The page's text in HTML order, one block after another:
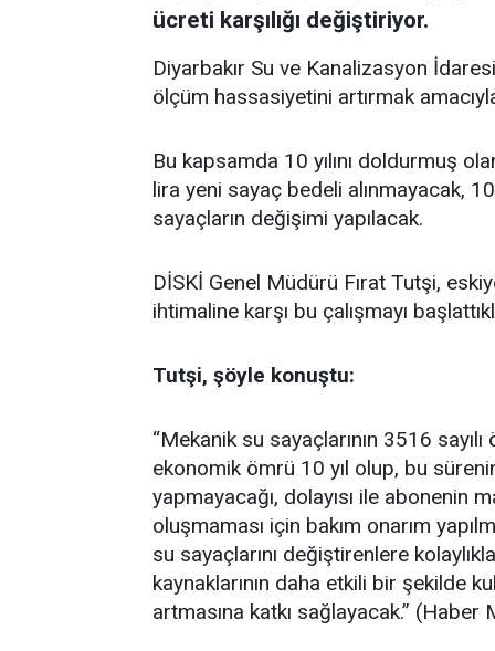
ücreti karşılığı değiştiriyor.
Diyarbakır Su ve Kanalizasyon
ölçüm hassasiyetini artırmak
Bu kapsamda 10 yılını doldurmuş
lira yeni sayaç bedeli alınmayacak,
sayaçların değişimi yapılacak.
DİSKİ Genel Müdürü Fırat Tutşi,
ihtimaline karşı bu çalışmayı
Tutşi, şöyle konuştu:
“Mekanik su sayaçlarının 3516
ekonomik ömrü 10 yıl olup, bu
yapmayacağı, dolayısı ile abonenin
oluşmaması için bakım onarım
su sayaçlarını değiştirenlere
kaynaklarının daha etkili bir şekilde
artmasına katkı sağlayacak.” (Haber